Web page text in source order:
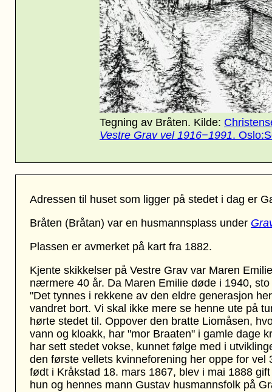
Adressen til huset som ligger på stedet i dag er
Bråten (Bråtan) var en husmannsplass under
Plassen er avmerket på kart fra 1882.
Kjente skikkelser på Vestre Grav var Maren
nærmere 40 år. Da Maren Emilie døde i 1940,
"Det tynnes i rekkene av den eldre generasjon
vandret bort. Vi skal ikke mere se henne ute på
hørte stedet til. Oppover den bratte Liomåsen,
vann og kloakk, har "mor Braaten" i gamle dage
har sett stedet vokse, kunnet følge med i
den første vellets kvinneforening her oppe for
født i Kråkstad 18. mars 1867, blev i mai 1888
hun og hennes mann Gustav husmannsfolk på
Tegning av Bråten. Kilde:
Vestre Grav vel 1916−1991.